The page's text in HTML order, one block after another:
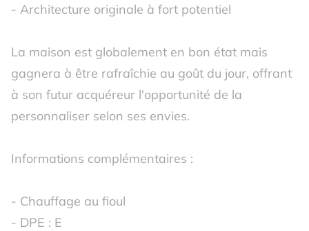
- Architecture originale à fort potentiel
La maison est globalement en bon état mais
gagnera à être rafraîchie au goût du jour, offrant
à son futur acquéreur l'opportunité de la
personnaliser selon ses envies.
Informations complémentaires :
- Chauffage au fioul
- DPE : E